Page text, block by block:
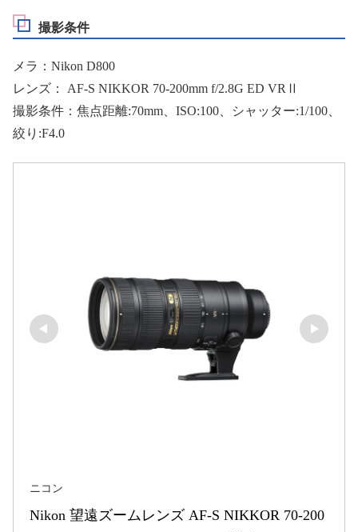
撮影条件
メラ：Nikon D800
レンズ： AF-S NIKKOR 70-200mm f/2.8G ED VRⅡ
撮影条件：焦点距離:70mm、ISO:100、シャッター:1/100、
絞り:F4.0
ニコン
Nikon 望遠ズームレンズ AF-S NIKKOR 70-200